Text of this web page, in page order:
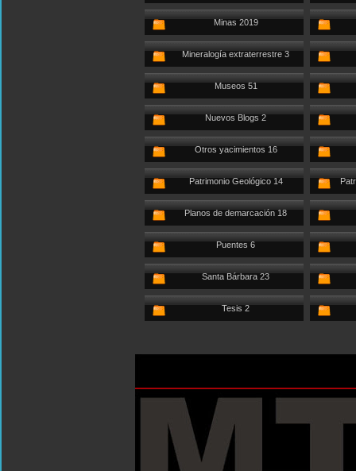
Minas 2019
Mineralogía extraterrestre 3
Museos 51
Nuevos Blogs 2
Otros yacimientos 16
Patrimonio Geológico 14
Planos de demarcación 18
Puentes 6
Santa Bárbara 23
Tesis 2